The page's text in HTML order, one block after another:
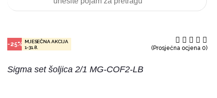
Sigma set šoljica 2/1 MG-COF2-LB
(Prosječna ocjena 0)
-25% MJESEČNA AKCIJA
1-31.8.